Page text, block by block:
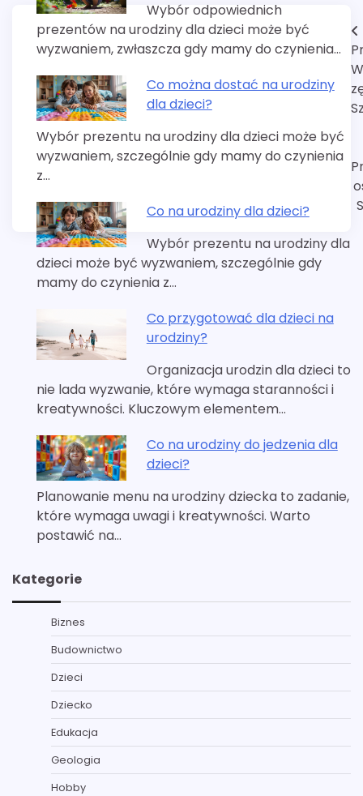
Wybór odpowiednich
prezentów na urodziny dla dzieci może być
wyzwaniem, zwłaszcza gdy mamy do czynienia…
Co można dostać na urodziny
dla dzieci?
Wybór prezentu na urodziny dla dzieci może być
wyzwaniem, szczególnie gdy mamy do czynienia
z…
Co na urodziny dla dzieci?
Wybór prezentu na urodziny dla
dzieci może być wyzwaniem, szczególnie gdy
mamy do czynienia z…
Co przygotować dla dzieci na
urodziny?
Organizacja urodzin dla dzieci to
nie lada wyzwanie, które wymaga staranności i
kreatywności. Kluczowym elementem…
Co na urodziny do jedzenia dla
dzieci?
Planowanie menu na urodziny dziecka to zadanie,
które wymaga uwagi i kreatywności. Warto
postawić na…
Nawigacja
wpisu
Kategorie
Biznes
Budownictwo
Dzieci
Dziecko
Edukacja
Geologia
Hobby